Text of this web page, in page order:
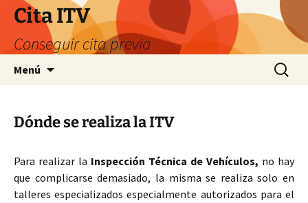
Saltar
contenido
Cita ITV
Conseguir cita previa
Menú Buscar:
Dónde se realiza la ITV
Para realizar la Inspección Técnica de Vehículos, no hay
que complicarse demasiado, la misma se realiza solo en
talleres especializados especialmente autorizados para el